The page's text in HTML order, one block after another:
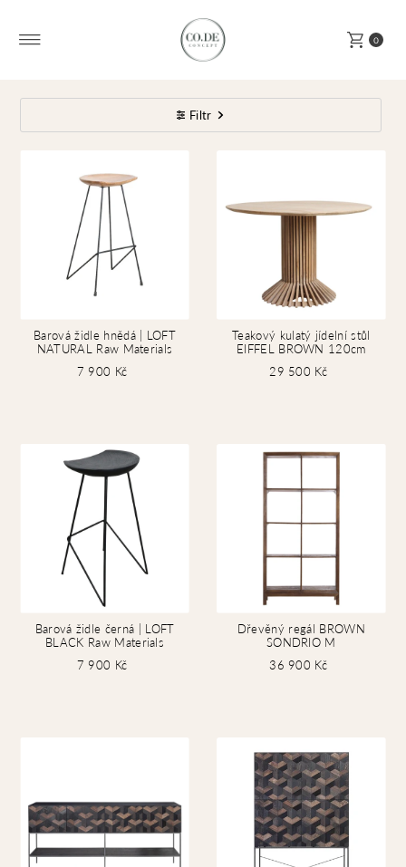
0
Filtr
Barová židle hnědá | LOFT
NATURAL Raw Materials
7 900 Kč
Teakový kulatý jídelní stůl
EIFFEL BROWN 120cm
29 500 Kč
Barová židle černá | LOFT
BLACK Raw Materials
7 900 Kč
Dřevěný regál BROWN
SONDRIO M
36 900 Kč